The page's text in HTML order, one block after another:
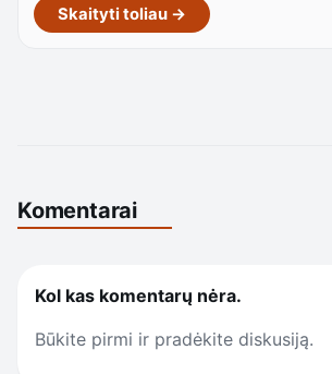
Skaityti toliau →
Komentarai
Kol kas komentarų nėra.
Būkite pirmi ir pradėkite diskusiją.